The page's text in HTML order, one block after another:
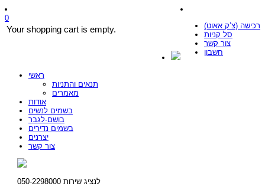
רכישה (צ’ק אאוט)
סל קניות
צור קשר
חשבון
0
Your shopping cart is empty.
ראשי
תנאים והתניות
מאמרים
אודות
בשמים לנשים
בושם-לגבר
בשמים נדירים
יצרנים
צור קשר
לנציג שירות 050-2298000